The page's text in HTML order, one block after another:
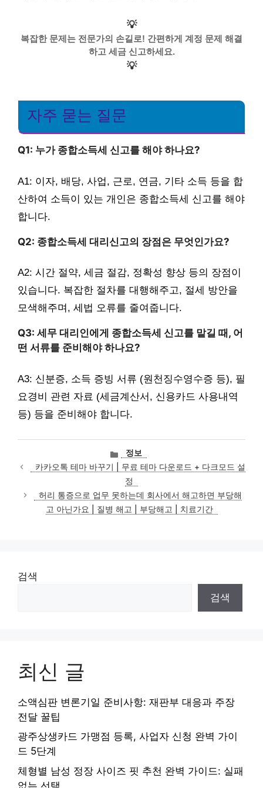
💡
복잡한 문제는 전문가의 손길로! 간편하게 계정 문제 해결
하고 세금 신고하세요.
💡
자주 묻는 질문
Q1: 누가 종합소득세 신고를 해야 하나요?
A1: 이자, 배당, 사업, 근로, 연금, 기타 소득 등을 합
산하여 소득이 있는 개인은 종합소득세 신고를 해야
합니다.
Q2: 종합소득세 대리신고의 장점은 무엇인가요?
A2: 시간 절약, 세금 절감, 정확성 향상 등의 장점이
있습니다. 복잡한 절차를 대행해주고, 절세 방안을
모색해주며, 세법 오류를 줄여줍니다.
Q3: 세무 대리인에게 종합소득세 신고를 맡길 때, 어
떤 서류를 준비해야 하나요?
A3: 신분증, 소득 증빙 서류 (원천징수영수증 등), 필
요경비 관련 자료 (세금계산서, 신용카드 사용내역
등) 등을 준비해야 합니다.
카
테
고
리
정보
카카오톡 테마 바꾸기 | 무료 테마 다운로드 + 다크모드 설
정
허리 통증으로 업무 못하는데 회사에서 해고하면 부당해
고 아닌가요 | 질병 해고 | 부당해고 | 치료기간
검색
검색
최신 글
소액심판 변론기일 준비사항: 재판부 대응과 주장
전달 꿀팁
광주상생카드 가맹점 등록, 사업자 신청 완벽 가이
드 5단계
체형별 남성 정장 사이즈 핏 추천 완벽 가이드: 실패
없는 선택